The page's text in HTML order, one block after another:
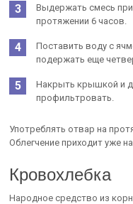
Выдержать смесь
протяжении 6 часов.
Поставить воду с
подержать еще
Накрыть крышкой и
профильтровать.
Употреблять отвар на
Облегчение приходит уже
Кровохлебка
Народное средство из